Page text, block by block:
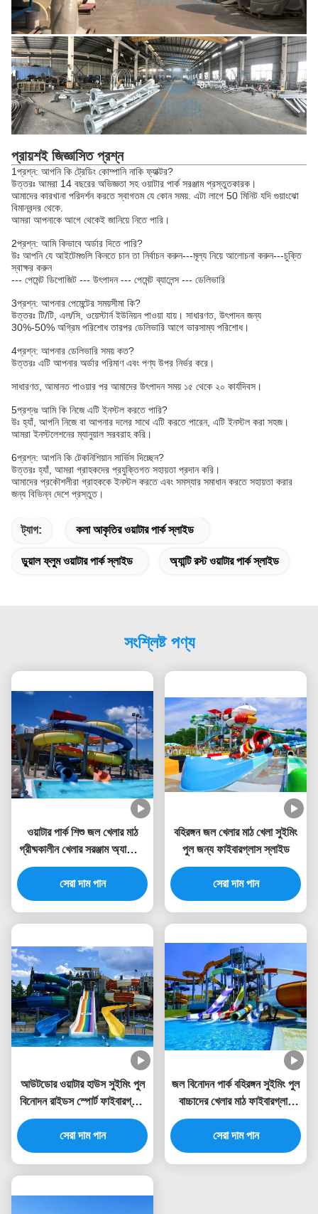
প্রায়শই জিজ্ঞাসিত প্রশ্ন
1প্রশ্ন: আপনি কি ট্রেডিং কোম্পানি নাকি ফ্যাক্টর?
উত্তরঃ আমরা 14 বছরের অভিজ্ঞতা সহ ওয়াটার পার্ক সরঞ্জাম প্রস্তুতকারক।
আমাদের কারখানা পরিদর্শন করতে স্বাগতম যে কোন সময়. এটা লাগে 50 মিনিট যদি গুয়াংঝো
বিমানবন্দর থেকে.
আমরা আপনাকে আগে থেকেই জানিয়ে নিতে পারি।
2প্রশ্ন: আমি কিভাবে অর্ডার দিতে পারি?
উঃ আপনি যে আইটেমগুলি কিনতে চান তা নির্বাচন করুন---মূল্য নিয়ে আলোচনা করুন---চুক্তি
স্বাক্ষর করুন
--- পেমেন্ট ডিপোজিট --- উৎপাদন --- পেমেন্ট ব্যালেন্স --- ডেলিভারি
3প্রশ্ন: আপনার পেমেন্টের সময়সীমা কি?
উত্তরঃ টি/টি, এল/সি, ওয়েস্টার্ন ইউনিয়ন পাওয়া যায়। সাধারণত, উৎপাদন জন্য
30%-50% অগ্রিম পরিশোধ তারপর ডেলিভারি আগে ভারসাম্য পরিশোধ।
4প্রশ্ন: আপনার ডেলিভারি সময় কত?
উত্তরঃ এটি আপনার অর্ডার পরিমাণ এবং পণ্য উপর নির্ভর করে।
সাধারণত, আমানত পাওয়ার পর আমাদের উৎপাদন সময় ১৫ থেকে ২০ কার্যদিবস।
5প্রশ্নঃ আমি কি নিজে এটি ইনস্টল করতে পারি?
উঃ হ্যাঁ, আপনি নিজে বা আপনার দলের সাথে এটি করতে পারেন, এটি ইনস্টল করা সহজ।
আমরা ইনস্টলেশনের ম্যানুয়াল সরবরাহ করি।
6প্রশ্ন: আপনি কি টেকনিশিয়ান সার্ভিস দিচ্ছেন?
উত্তরঃ হ্যাঁ, আমরা গ্রাহকদের প্রযুক্তিগত সহায়তা প্রদান করি।
আমাদের প্রকৌশলীরা গ্রাহককে ইনস্টল করতে এবং সমস্যার সমাধান করতে সহায়তা করার
জন্য বিভিন্ন দেশে প্রস্তুত।
ট্যাগ: কলা আকৃতির ওয়াটার পার্ক স্লাইড
ডুয়াল ফ্লুম ওয়াটার পার্ক স্লাইড অ্যান্টি রস্ট ওয়াটার পার্ক স্লাইড
সংশ্লিষ্ট পণ্য
ওয়াটার পার্ক শিশু জল খেলার মাঠ
গ্রীষ্মকালীন খেলার সরঞ্জাম অ্যাকোয়া
স্লাইড
সেরা দাম পান
বহিরঙ্গন জল খেলার মাঠ খেলা সুইমিং
পুল জন্য ফাইবারগ্লাস স্লাইড
সেরা দাম পান
আউটডোর ওয়াটার হাউস সুইমিং পুল
বিনোদন রাইডস স্পোর্ট ফাইবারগ্লাস
স্লাইড বাচ্চাদের জন্য
সেরা দাম পান
জল বিনোদন পার্ক বহিরঙ্গন সুইমিং পুল
বাচ্চাদের খেলার মাঠ ফাইবারগ্লাস
স্লাইড
সেরা দাম পান